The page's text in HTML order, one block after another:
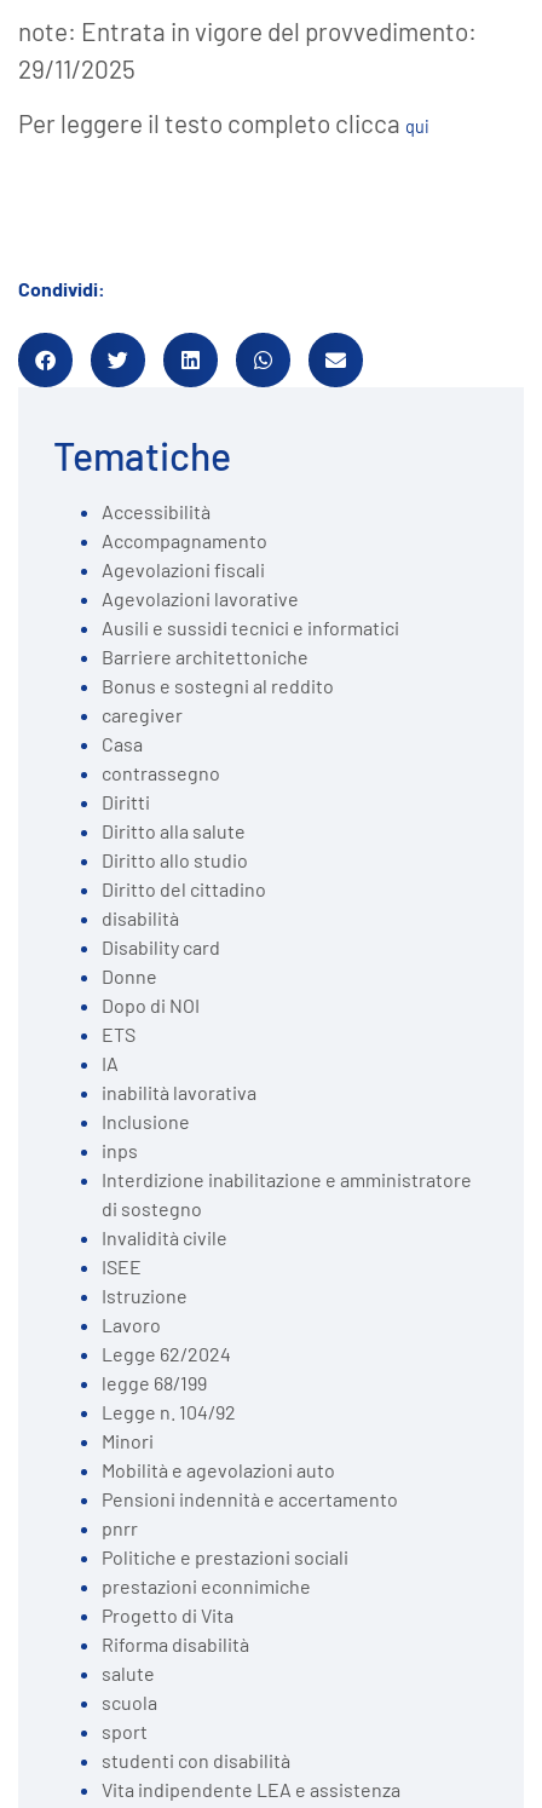
note: Entrata in vigore del provvedimento:
29/11/2025
Per leggere il testo completo clicca qui
Condividi:
Tematiche
Accessibilità
Accompagnamento
Agevolazioni fiscali
Agevolazioni lavorative
Ausili e sussidi tecnici e informatici
Barriere architettoniche
Bonus e sostegni al reddito
caregiver
Casa
contrassegno
Diritti
Diritto alla salute
Diritto allo studio
Diritto del cittadino
disabilità
Disability card
Donne
Dopo di NOI
ETS
IA
inabilità lavorativa
Inclusione
inps
Interdizione inabilitazione e amministratore
di sostegno
Invalidità civile
ISEE
Istruzione
Lavoro
Legge 62/2024
legge 68/199
Legge n. 104/92
Minori
Mobilità e agevolazioni auto
Pensioni indennità e accertamento
pnrr
Politiche e prestazioni sociali
prestazioni econnimiche
Progetto di Vita
Riforma disabilità
salute
scuola
sport
studenti con disabilità
Vita indipendente LEA e assistenza